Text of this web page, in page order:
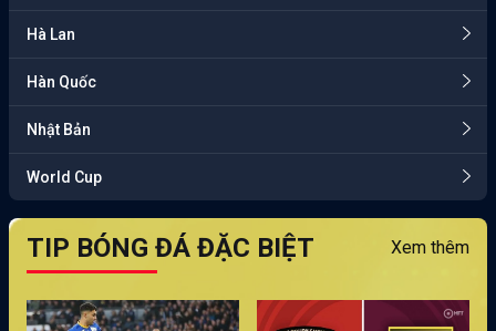
Hà Lan
Hàn Quốc
Nhật Bản
World Cup
TIP BÓNG ĐÁ ĐẶC BIỆT Xem thêm